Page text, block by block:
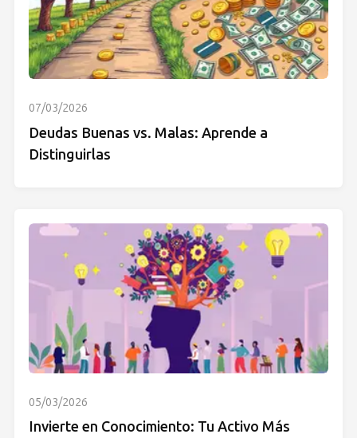
07/03/2026
Deudas Buenas vs. Malas: Aprende a
Distinguirlas
05/03/2026
Invierte en Conocimiento: Tu Activo Más